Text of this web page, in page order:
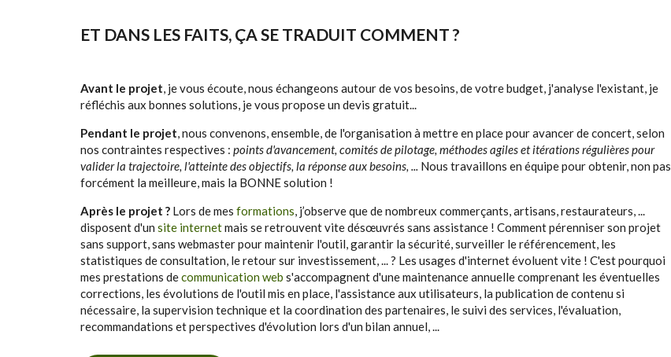
ET DANS LES FAITS, ÇA SE TRADUIT COMMENT ?
Avant le projet, je vous écoute, nous échangeons autour de vos besoins, de votre budget, j'analyse l'existant, je
réfléchis aux bonnes solutions, je vous propose un devis gratuit...
Pendant le projet, nous convenons, ensemble, de l'organisation à mettre en place pour avancer de concert, selon
nos contraintes respectives : points d'avancement, comités de pilotage, méthodes agiles et itérations régulières pour
valider la trajectoire, l'atteinte des objectifs, la réponse aux besoins, ... Nous travaillons en équipe pour obtenir, non pas
forcément la meilleure, mais la BONNE solution !
Après le projet ? Lors de mes formations, j’observe que de nombreux commerçants, artisans, restaurateurs, ...
disposent d'un site internetmais se retrouvent vite désœuvrés sans assistance ! Comment pérenniser son projet
sans support, sans webmaster pour maintenir l'outil, garantir la sécurité, surveiller le référencement, les
statistiques de consultation, le retour sur investissement, ... ? Les usages d'internet évoluent vite ! C'est pourquoi
mes prestations decommunication web s'accompagnent d'une maintenance annuelle comprenant les éventuelles
corrections, les évolutions de l'outil mis en place, l'assistance aux utilisateurs, la publication de contenu si
nécessaire, la supervision technique et la coordination des partenaires, le suivi des services, l'évaluation,
recommandations et perspectives d'évolution lors d'un bilan annuel, ...